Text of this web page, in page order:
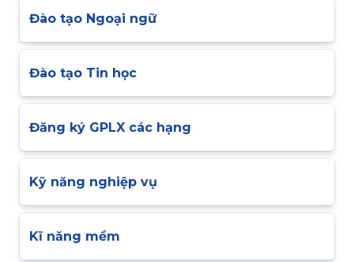
Đào tạo Ngoại ngữ
Đào tạo Tin học
Đăng ký GPLX các hạng
Kỹ năng nghiệp vụ
Kĩ năng mềm